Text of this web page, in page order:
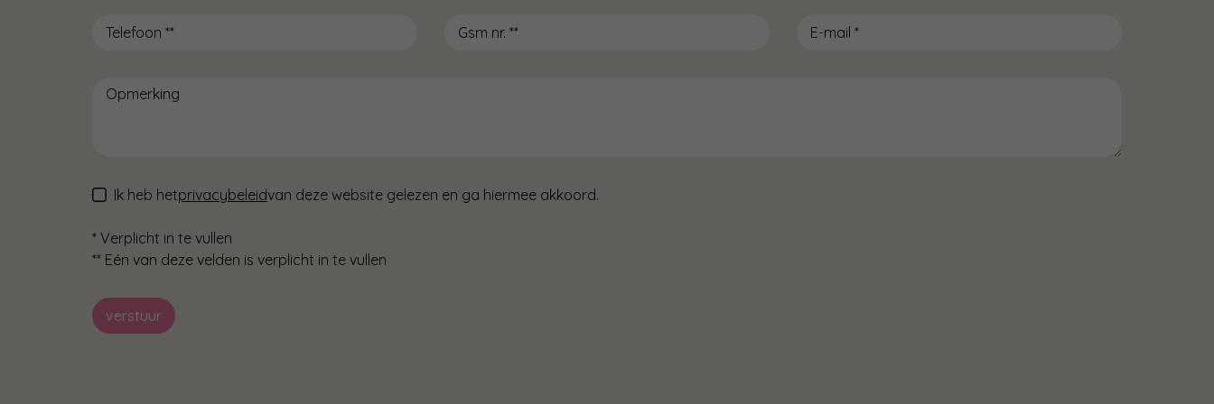
Ik heb hetprivacybeleidvan deze website gelezen en ga hiermee akkoord.
* Verplicht in te vullen
** Eén van deze velden is verplicht in te vullen
verstuur